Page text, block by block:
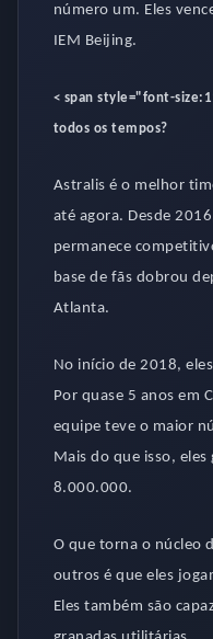
número um. Eles
IEM Beijing.
< span style="font-
todos os tempos?
Astralis é o melhor
até agora. Desde
permanece
base de fãs dobrou
Atlanta.
No início de 2018,
Por quase 5 anos em
equipe teve o maior
Mais do que isso,
8.000.000.
O que torna o núcleo
outros é que eles
Eles também são